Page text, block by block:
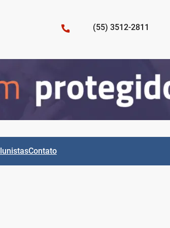
(55) 3512-2811
Contato